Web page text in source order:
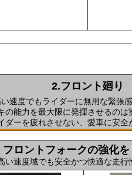
2.フロント廻り
速度でもライダーに無用な緊張感
の能力を最大限に発揮させるのは
ダーを疲れさせない、愛車に安
フロントフォークの強化
い速度域でも安全かつ快適な走行